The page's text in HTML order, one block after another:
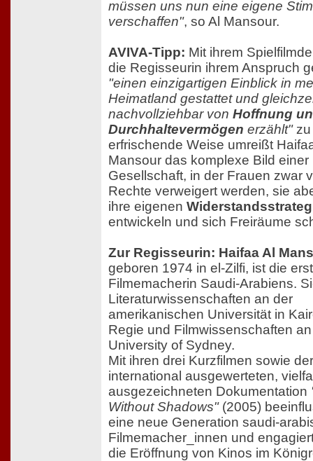
müssen uns nun eine eigene
verschaffen", so Al Mansour.
AVIVA-Tipp: Mit ihrem
die Regisseurin ihrem Anspruch
"einen einzigartigen Einblick in
Heimatland gestattet und
nachvollziehbar von Hoffnung
Durchhaltevermögen erzählt"zu
erfrischende Weise umreißt
Mansour das komplexe Bild einer
Gesellschaft, in der Frauen zwar
Rechte verweigert werden, sie
ihre eigenen
entwickeln und sich Freiräume
Zur Regisseurin: Haifaa Al
geboren 1974 in el-Zilfi, ist die
Filmemacherin Saudi-Arabiens.
Literaturwissenschaften an der
amerikanischen Universität in
Regie und Filmwissenschaften
University of Sydney.
Mit ihren drei Kurzfilmen sowie der
international ausgewerteten,
ausgezeichneten Dokumentation
Without Shadows"(2005)
eine neue Generation saudi-
Filmemacher_innen und
die Eröffnung von Kinos im